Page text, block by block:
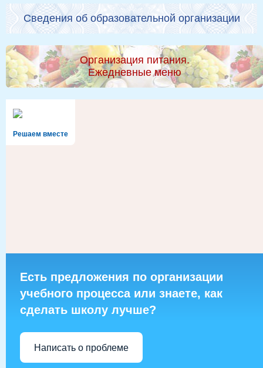
Сведения об образовательной организации
Организация питания.
Ежедневные меню
Решаем вместе
Есть предложения по организации
учебного процесса или знаете, как
сделать школу лучше?
Написать о проблеме